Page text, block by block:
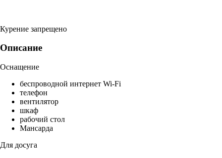
Курение запрещено
Описание
Оснащение
беспроводной интернет Wi-Fi
телефон
вентилятор
шкаф
рабочий стол
Мансарда
Для досуга